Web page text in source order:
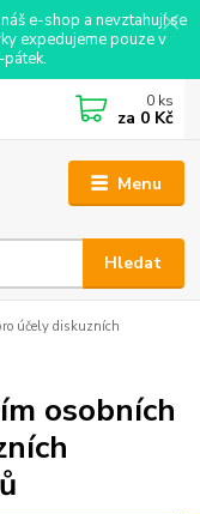
e-shop a nevztahují se
expedujeme pouze v
Menu
Hledat
0 ks
za 0 Kč
účely diskuzních
osobních